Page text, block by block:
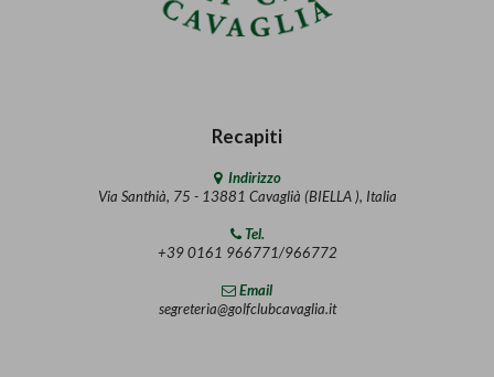
Recapiti
Indirizzo
Via Santhià, 75 - 13881 Cavaglià (BIELLA ), Italia
Tel.
+39 0161 966771/966772
Email
segreteria@golfclubcavaglia.it